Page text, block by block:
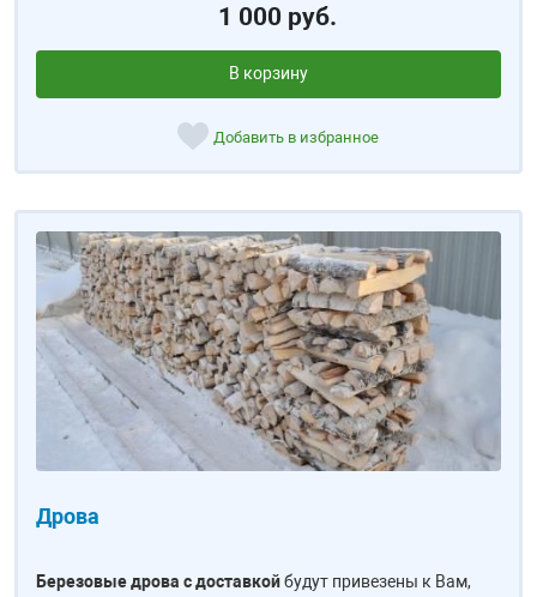
1 000 руб.
В корзину
Добавить в избранное
Дрова
Березовые дрова с доставкойбудут привезены к Вам,